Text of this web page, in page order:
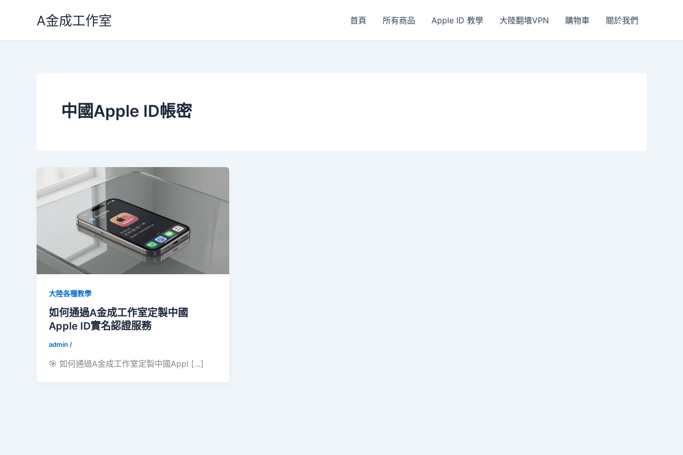
A金成工作室 首頁 所有商品 Apple ID 教學 大陸翻墻VPN 購物車 關於我們
中國Apple ID帳密
大陸各種教學
如何通過A金成工作室定製中國
Apple ID實名認證服務
admin /
🎯 如何通過A金成工作室定製中國Appl […]